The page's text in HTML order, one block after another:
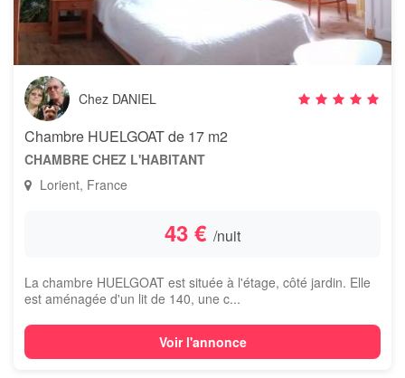
Chez DANIEL
Chambre HUELGOAT de 17 m2
CHAMBRE CHEZ L'HABITANT
Lorient, France
43 € /nuit
La chambre HUELGOAT est située à l'étage, côté jardin. Elle
est aménagée d'un lit de 140, une c...
Voir l'annonce